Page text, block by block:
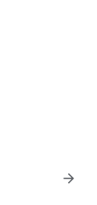
カスタマイ
arrow_forward